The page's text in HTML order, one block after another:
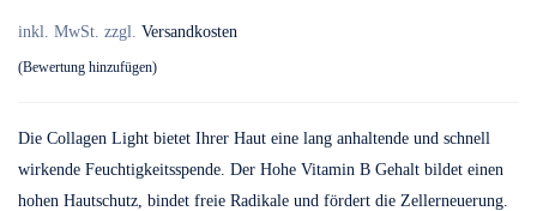
inkl. MwSt. zzgl. Versandkosten
Bewertung hinzufügen
Die Collagen Light bietet Ihrer Haut eine lang anhaltende und schnell
wirkende Feuchtigkeitsspende. Der Hohe Vitamin B Gehalt bildet einen
hohen Hautschutz, bindet freie Radikale und fördert die Zellerneuerung.